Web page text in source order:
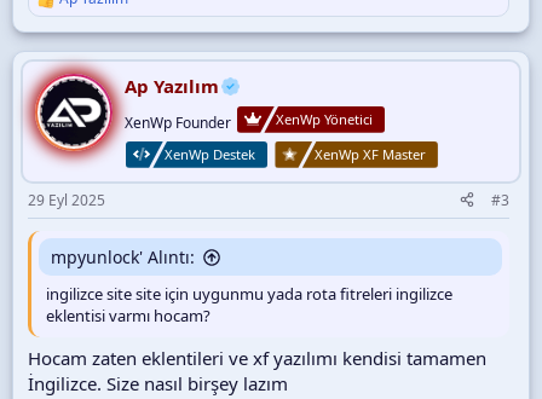
T
p
k
i
l
e
r
Ap Yazılım
XenWp Founder
XenWp Yönetici
XenWp Destek
XenWp XF Master
29 Eyl 2025 #3
mpyunlock' Alıntı:
ingilizce site site için uygunmu yada rota fitreleri ingilizce
eklentisi varmı hocam?
Hocam zaten eklentileri ve xf yazılımı kendisi tamamen
İngilizce. Size nasıl birşey lazım